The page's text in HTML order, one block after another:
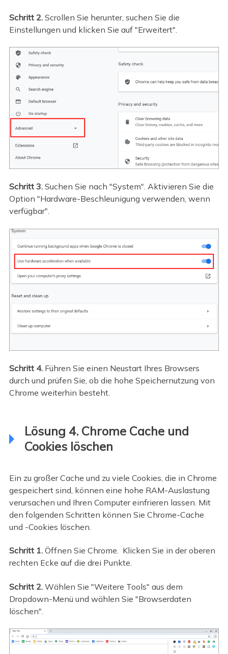
Schritt 2. Scrollen Sie herunter, suchen Sie die
Einstellungen und klicken Sie auf "Erweitert".
Schritt 3. Suchen Sie nach "System". Aktivieren Sie die
Option "Hardware-Beschleunigung verwenden, wenn
verfügbar".
Schritt 4. Führen Sie einen Neustart Ihres Browsers
durch und prüfen Sie, ob die hohe Speichernutzung von
Chrome weiterhin besteht.
Lösung 4. Chrome Cache und
Cookies löschen
Ein zu großer Cache und zu viele Cookies, die in Chrome
gespeichert sind, können eine hohe RAM-Auslastung
verursachen und Ihren Computer einfrieren lassen. Mit
den folgenden Schritten können Sie Chrome-Cache
und -Cookies löschen.
Schritt 1. Öffnen Sie Chrome. Klicken Sie in der oberen
rechten Ecke auf die drei Punkte.
Schritt 2. Wählen Sie "Weitere Tools" aus dem
Dropdown-Menü und wählen Sie "Browserdaten
löschen".